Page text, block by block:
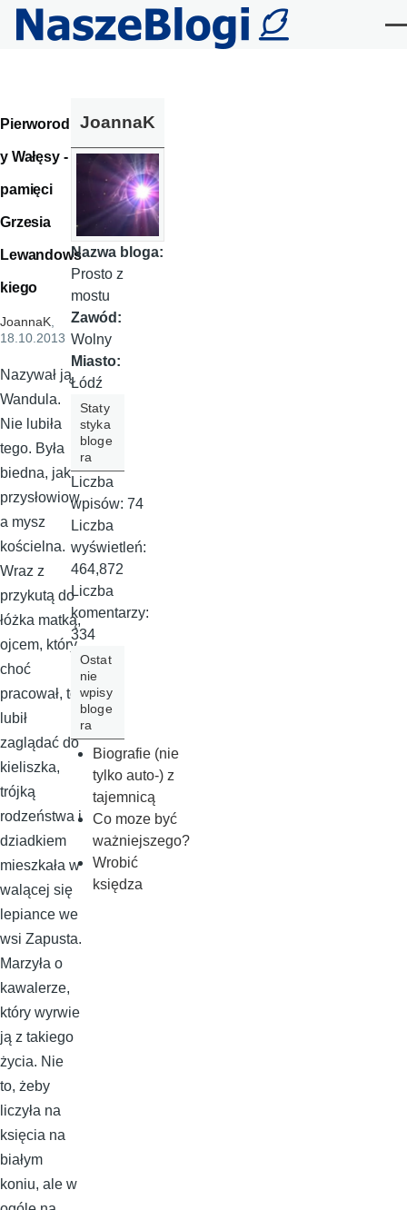
Przejdź do treści
Pierworodn
y Wałęsy -
pamięci
Grzesia
Lewandows
kiego
JoannaK,
18.10.2013
Nazywał ją
Wandula.
Nie lubiła
tego. Była
biedna, jak
przysłowiow
a mysz
kościelna.
Wraz z
przykutą do
łóżka matką,
ojcem, który
choć
pracował, to
lubił
zaglądać do
kieliszka,
trójką
rodzeństwa i
dziadkiem
mieszkała w
walącej się
lepiance we
wsi Zapusta.
Marzyła o
kawalerze,
który wyrwie
ją z takiego
życia. Nie
to, żeby
liczyła na
księcia na
białym
koniu, ale w
JoannaK
Nazwa bloga:
Prosto z
mostu
Zawód:
Wolny
Miasto:
Łódź
Staty
styka
bloge
ra
Liczba
wpisów: 74
Liczba
wyświetleń:
464,872
Liczba
komentarzy:
334
Ostat
nie
wpisy
bloge
ra
Biografie (nie
tylko auto-) z
tajemnicą
Co moze być
ważniejszego?
Wrobić
księdza